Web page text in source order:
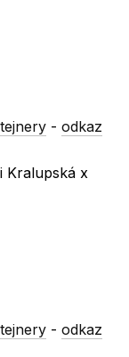
-odkaz
Kralupská x
-odkaz